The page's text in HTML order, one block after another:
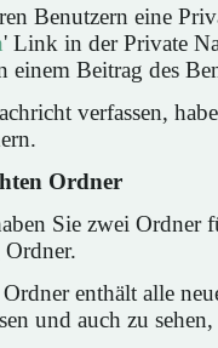
Benutzern eine
' Link in der Private
einem Beitrag des
verfassen,
Ordner
Sie zwei Ordner
Ordner.
enthält alle
und auch zu